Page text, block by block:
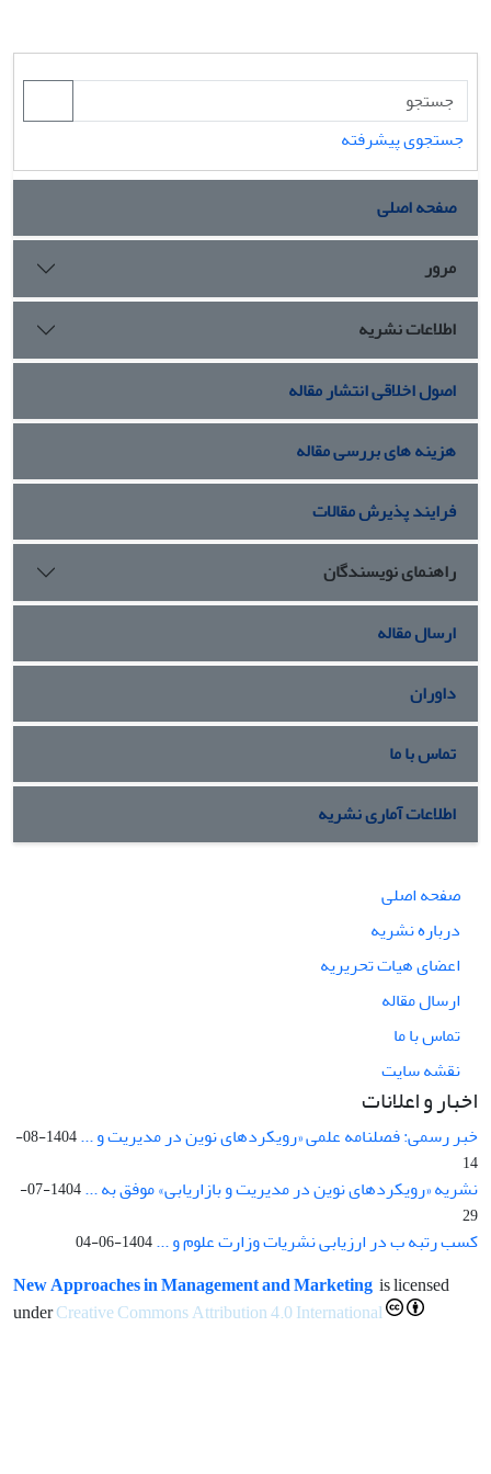
جستجوی پیشرفته
صفحه اصلی
مرور
اطلاعات نشریه
اصول اخلاقی انتشار مقاله
هزینه های بررسی مقاله
فرایند پذیرش مقالات
راهنمای نویسندگان
ارسال مقاله
داوران
تماس با ما
اطلاعات آماری نشریه
صفحه اصلی
درباره نشریه
اعضای هیات تحریریه
ارسال مقاله
تماس با ما
نقشه سایت
اخبار و اعلانات
خبر رسمی: فصلنامه علمی «رویکردهای نوین در مدیریت و ...
1404-08-
14
نشریه «رویکردهای نوین در مدیریت و بازاریابی» موفق به ...
1404-07-
29
کسب رتبه ب در ارزیابی نشریات وزارت علوم و ...1404-06-04
New Approaches in Management and Marketing is licensed
underCreative Commons Attribution 4.0 International